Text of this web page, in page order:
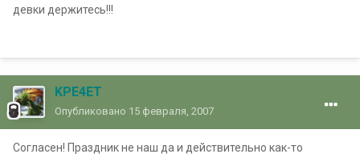
девки держитесь!!!
KPE4ET
Опубликовано 15 февраля, 2007
Согласен! Праздник не наш да и действительно как-то